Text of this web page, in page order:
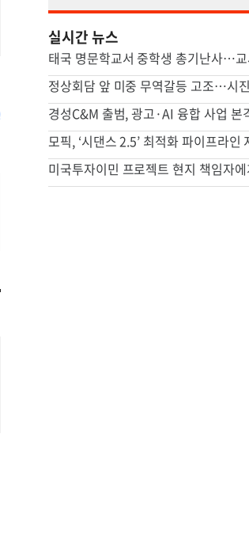
실시간 뉴스
경성C&M 출범, 광고·AI 융합 사업 본